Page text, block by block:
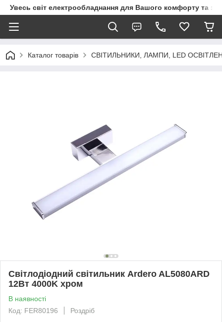
Увесь світ електрообладнання для Вашого комфорту та
Каталог товарів СВІТИЛЬНИКИ, ЛАМПИ, LED
Світлодіодний світильник Ardero AL5080ARD
12Вт 4000K хром
В наявності
Код: FER80196
Роздріб